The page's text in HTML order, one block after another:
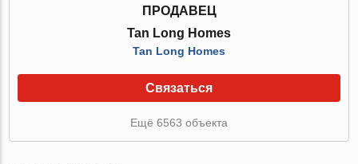
ПРОДАВЕЦ
Tan Long Homes
Tan Long Homes
Связаться
Ещё 6563 объекта